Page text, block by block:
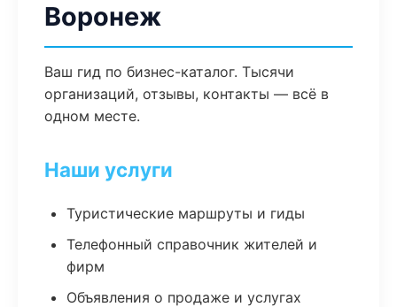
Воронеж
Ваш гид по бизнес-каталог. Тысячи
организаций, отзывы, контакты — всё в
одном месте.
Наши услуги
Туристические маршруты и гиды
Телефонный справочник жителей и
фирм
Объявления о продаже и услугах